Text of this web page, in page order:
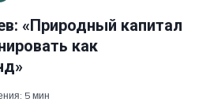
«Природный капитал
как
5 мин